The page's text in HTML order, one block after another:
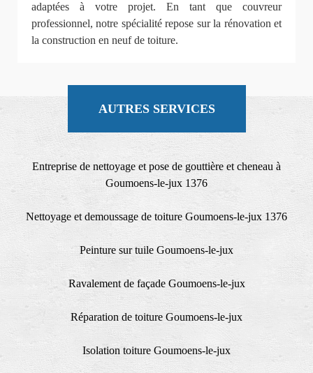
adaptées à votre projet. En tant que couvreur
professionnel, notre spécialité repose sur la rénovation et
la construction en neuf de toiture.
AUTRES SERVICES
Entreprise de nettoyage et pose de gouttière et cheneau à
Goumoens-le-jux 1376
Nettoyage et demoussage de toiture Goumoens-le-jux 1376
Peinture sur tuile Goumoens-le-jux
Ravalement de façade Goumoens-le-jux
Réparation de toiture Goumoens-le-jux
Isolation toiture Goumoens-le-jux